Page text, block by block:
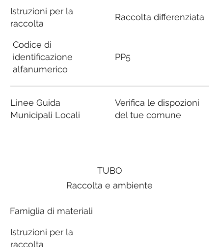
Istruzioni per la
raccolta
Codice di
identificazione
alfanumerico
Linee Guida
Municipali Locali
Raccolta differenziata
PP5
Verifica le dispozioni
del tue comune
TUBO
Raccolta e ambiente
Famiglia di materiali
Istruzioni per la
raccolta